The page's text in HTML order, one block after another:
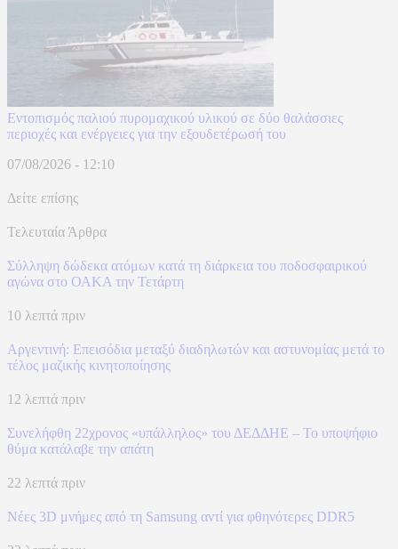
Εντοπισμός παλιού πυρομαχικού υλικού σε δύο θαλάσσιες
περιοχές και ενέργειες για την εξουδετέρωσή του
07/08/2026 - 12:10
Δείτε επίσης
Τελευταία Άρθρα
Σύλληψη δώδεκα ατόμων κατά τη διάρκεια του ποδοσφαιρικού
αγώνα στο ΟΑΚΑ την Τετάρτη
10 λεπτά πριν
Αργεντινή: Επεισόδια μεταξύ διαδηλωτών και αστυνομίας μετά το
τέλος μαζικής κινητοποίησης
12 λεπτά πριν
Συνελήφθη 22χρονος «υπάλληλος» του ΔΕΔΔΗΕ – Το υποψήφιο
θύμα κατάλαβε την απάτη
22 λεπτά πριν
Νέες 3D μνήμες από τη Samsung αντί για φθηνότερες DDR5